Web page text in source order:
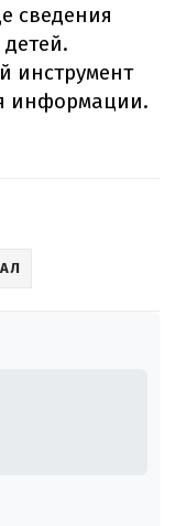
сведения
инструмент
информации.